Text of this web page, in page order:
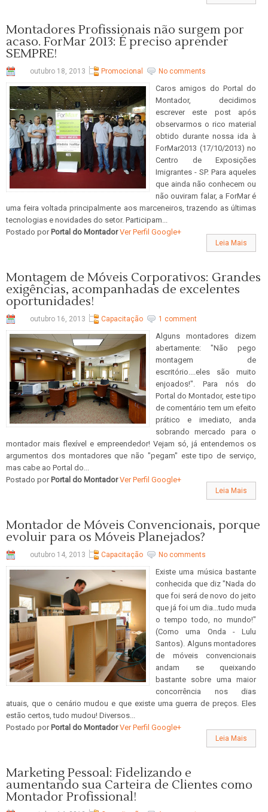
Montadores Profissionais não surgem por
acaso. ForMar 2013: É preciso aprender
SEMPRE!
outubro 18, 2013 Promocional No comments
Caros amigos do Portal do
Montador, decidimos
escrever este post após
observarmos o rico material
obtido durante nossa ida à
ForMar2013 (17/10/2013) no
Centro de Exposições
Imigrantes - SP. Para aqueles
que ainda não conhecem ou
não ouviram falar, a ForMar é
uma feira voltada principalmente aos marceneiros, trazendo as últimas
tecnologias e novidades do setor. Participam...
Postado por Portal do Montador Ver Perfil Google+
Leia Mais
Montagem de Móveis Corporativos: Grandes
exigências, acompanhadas de excelentes
oportunidades!
outubro 16, 2013 Capacitação 1 comment
Alguns montadores dizem
abertamente: "Não pego
montagem de
escritório....eles são muito
enjoados!". Para nós do
Portal do Montador, este tipo
de comentário tem um efeito
prático e imediato, anda
sobrando mercado para o
montador mais flexível e empreendedor! Vejam só, já entendemos os
argumentos dos montadores que não "pegam" este tipo de serviço,
mas cabe ao Portal do...
Postado por Portal do Montador Ver Perfil Google+
Leia Mais
Montador de Móveis Convencionais, porque
evoluir para os Móveis Planejados?
outubro 14, 2013 Capacitação No comments
Existe uma música bastante
conhecida que diz "Nada do
que foi será de novo do jeito
que já foi um dia...tudo muda
o tempo todo, no mundo!"
(Como uma Onda - Lulu
Santos). Alguns montadores
de móveis convencionais
andam se queixando
bastante sobre uma maior
concorrência nos dias
atuais, que o cenário mudou e que existe uma guerra de preços. Eles
estão certos, tudo mudou! Diversos...
Postado por Portal do Montador Ver Perfil Google+
Leia Mais
Marketing Pessoal: Fidelizando e
aumentando sua Carteira de Clientes como
Montador Profissional!